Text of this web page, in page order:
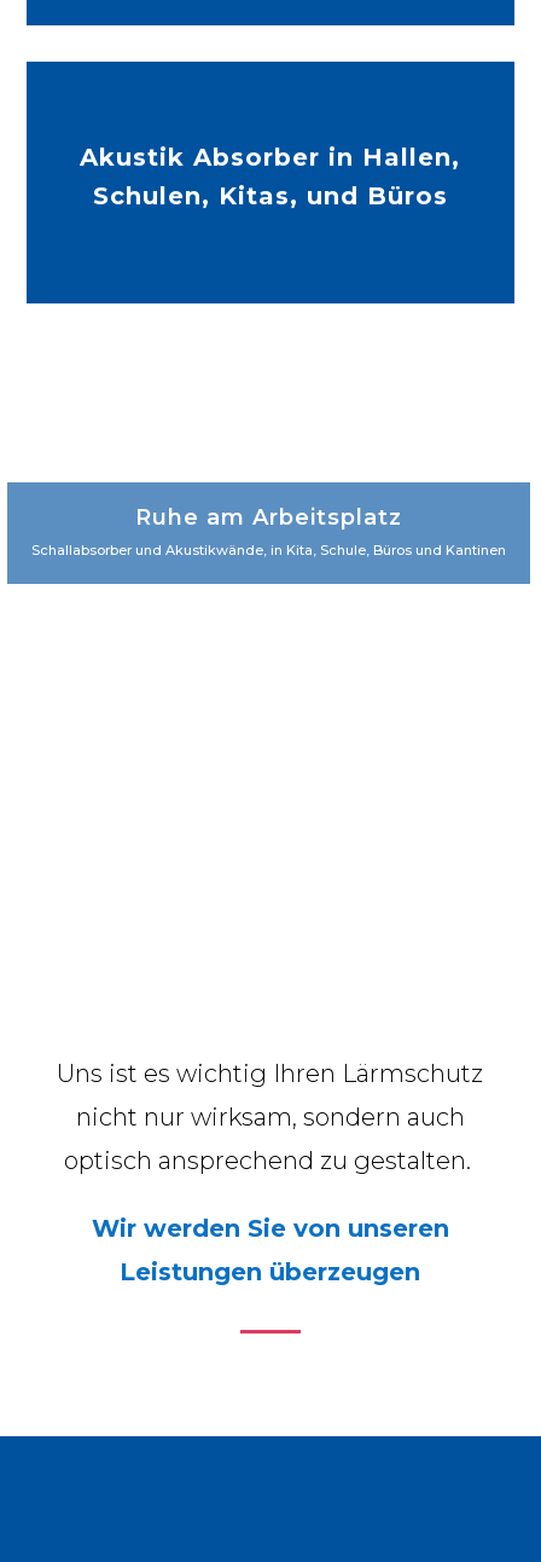
Akustik Absorber in Hallen,
Schulen, Kitas, und Büros
Mehr Infos
Ruhe am Arbeitsplatz
Schallabsorber und Akustikwände, in Kita, Schule, Büros und Kantinen
Uns ist es wichtig Ihren Lärmschutz
nicht nur wirksam, sondern auch
optisch ansprechend zu gestalten.
Wir werden Sie von unseren
Leistungen überzeugen